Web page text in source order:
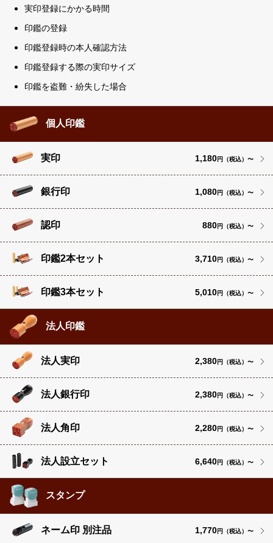
実印登録にかかる時間
印鑑の登録
印鑑登録時の本人確認方法
印鑑登録する際の実印サイズ
印鑑を盗難・紛失した場合
個人印鑑
実印 1,180円（税込）〜
銀行印 1,080円（税込）〜
認印 880円（税込）〜
印鑑2本セット 3,710円（税込）〜
印鑑3本セット 5,010円（税込）〜
法人印鑑
法人実印 2,380円（税込）〜
法人銀行印 2,380円（税込）〜
法人角印 2,280円（税込）〜
法人設立セット 6,640円（税込）〜
スタンプ
ネーム印 別注品 1,770円（税込）〜